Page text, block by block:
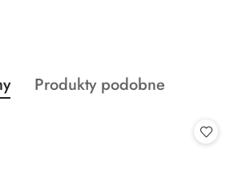
produktów
Produkty
Produkty podobne